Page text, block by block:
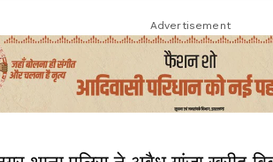
Advertisement